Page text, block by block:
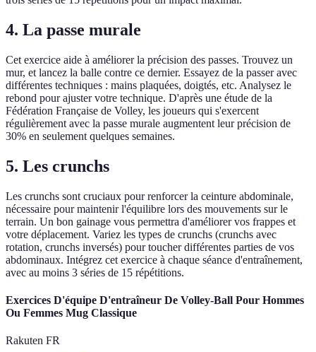
4. La passe murale
Cet exercice aide à améliorer la précision des passes. Trouvez un
mur, et lancez la balle contre ce dernier. Essayez de la passer avec
différentes techniques : mains plaquées, doigtés, etc. Analysez le
rebond pour ajuster votre technique. D'après une étude de la
Fédération Française de Volley, les joueurs qui s'exercent
régulièrement avec la passe murale augmentent leur précision de
30% en seulement quelques semaines.
5. Les crunchs
Les crunchs sont cruciaux pour renforcer la ceinture abdominale,
nécessaire pour maintenir l'équilibre lors des mouvements sur le
terrain. Un bon gainage vous permettra d'améliorer vos frappes et
votre déplacement. Variez les types de crunchs (crunchs avec
rotation, crunchs inversés) pour toucher différentes parties de vos
abdominaux. Intégrez cet exercice à chaque séance d'entraînement,
avec au moins 3 séries de 15 répétitions.
Exercices D'équipe D'entraîneur De Volley-Ball Pour Hommes
Ou Femmes Mug Classique
Rakuten FR